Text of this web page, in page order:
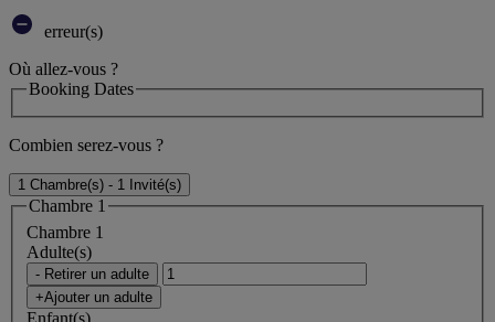
erreur(s)
Où allez-vous ?
Booking Dates
Combien serez-vous ?
1 Chambre(s) - 1 Invité(s)
Chambre 1
Chambre 1
Adulte(s)
- Retirer un adulte
+Ajouter un adulte
Enfant(s)